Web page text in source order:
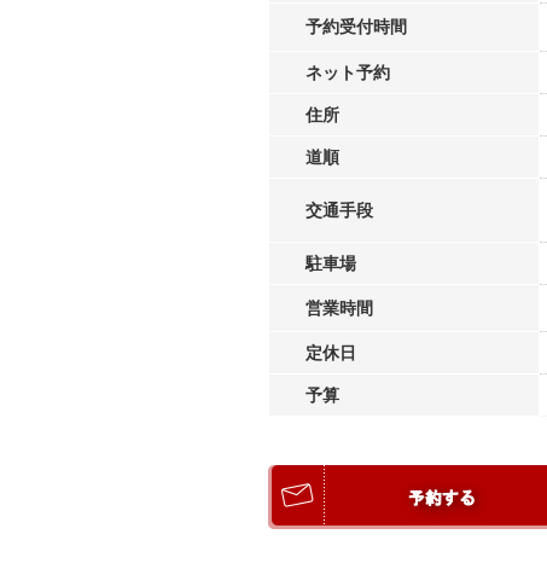
予約受付時間
ネット予約
住所
道順
交通手段
駐車場
営業時間
定休日
予算